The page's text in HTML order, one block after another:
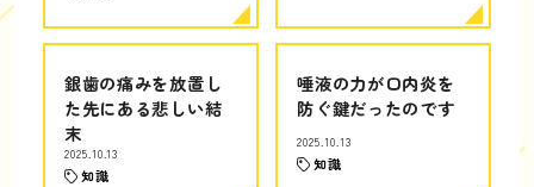
銀歯の痛みを放置し
た先にある悲しい結
末
2025.10.13
知識
唾液の力が口内炎を
防ぐ鍵だったのです
2025.10.13
知識